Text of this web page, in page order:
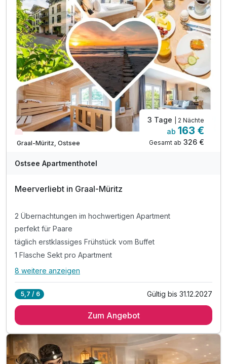
mit finnische Sauna & einer Bio-Sauna
mit romantischem Ruhebereich & Kamin
inkl. flauschigem Bademantel
inkl. Nutzung des Fitnessraums mit Seeblick
inkl. Nutzung W-Lan
Graal-Müritz, Ostsee
3 Tage | 2 Nächte
ab 163 €
Gesamt ab 326 €
Ostsee Apartmenthotel
Meerverliebt in Graal-Müritz
2 Übernachtungen im hochwertigen Apartment
perfekt für Paare
täglich erstklassiges Frühstück vom Buffet
1 Flasche Sekt pro Apartment
Alle Inklusivleistungen
1 Flasche Sekt pro Apartment
2 "I Love Graal-Müritz" Becher pro Apartment
8 weitere anzeigen
5,7 / 6 Gültig bis 31.12.2027
Zum Angebot